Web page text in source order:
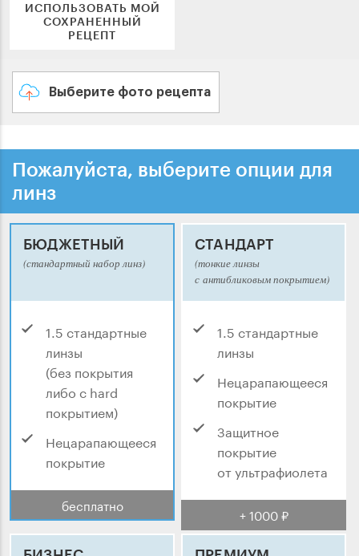
ИСПОЛЬЗОВАТЬ МОЙ
СОХРАНЕННЫЙ
РЕЦЕПТ
Выберите фото рецепта
Пожалуйста, выберите опции для
линз
БЮДЖЕТНЫЙ
(стандартный набор линз)
1.5 стандартные
линзы
(без покрытия
либо с hard
покрытием)
Нецарапающееся
покрытие
бесплатно
СТАНДАРТ
(тонкие линзы
с антибликовым покрытием)
1.5 стандартные
линзы
Нецарапающееся
покрытие
Защитное
покрытие
от ультрафиолета
+ 1000 ₽